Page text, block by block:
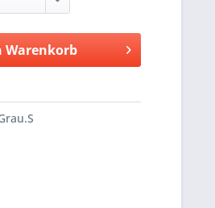
Warenkorb